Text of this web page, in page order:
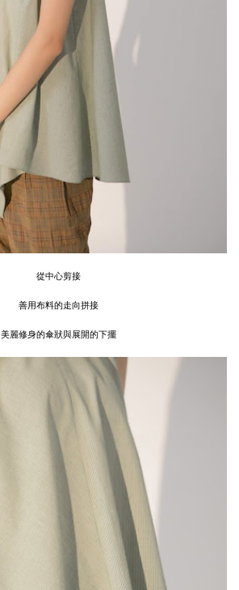
從中心剪接
善用布料的走向拼接
美麗修身的傘狀與展開的下擺